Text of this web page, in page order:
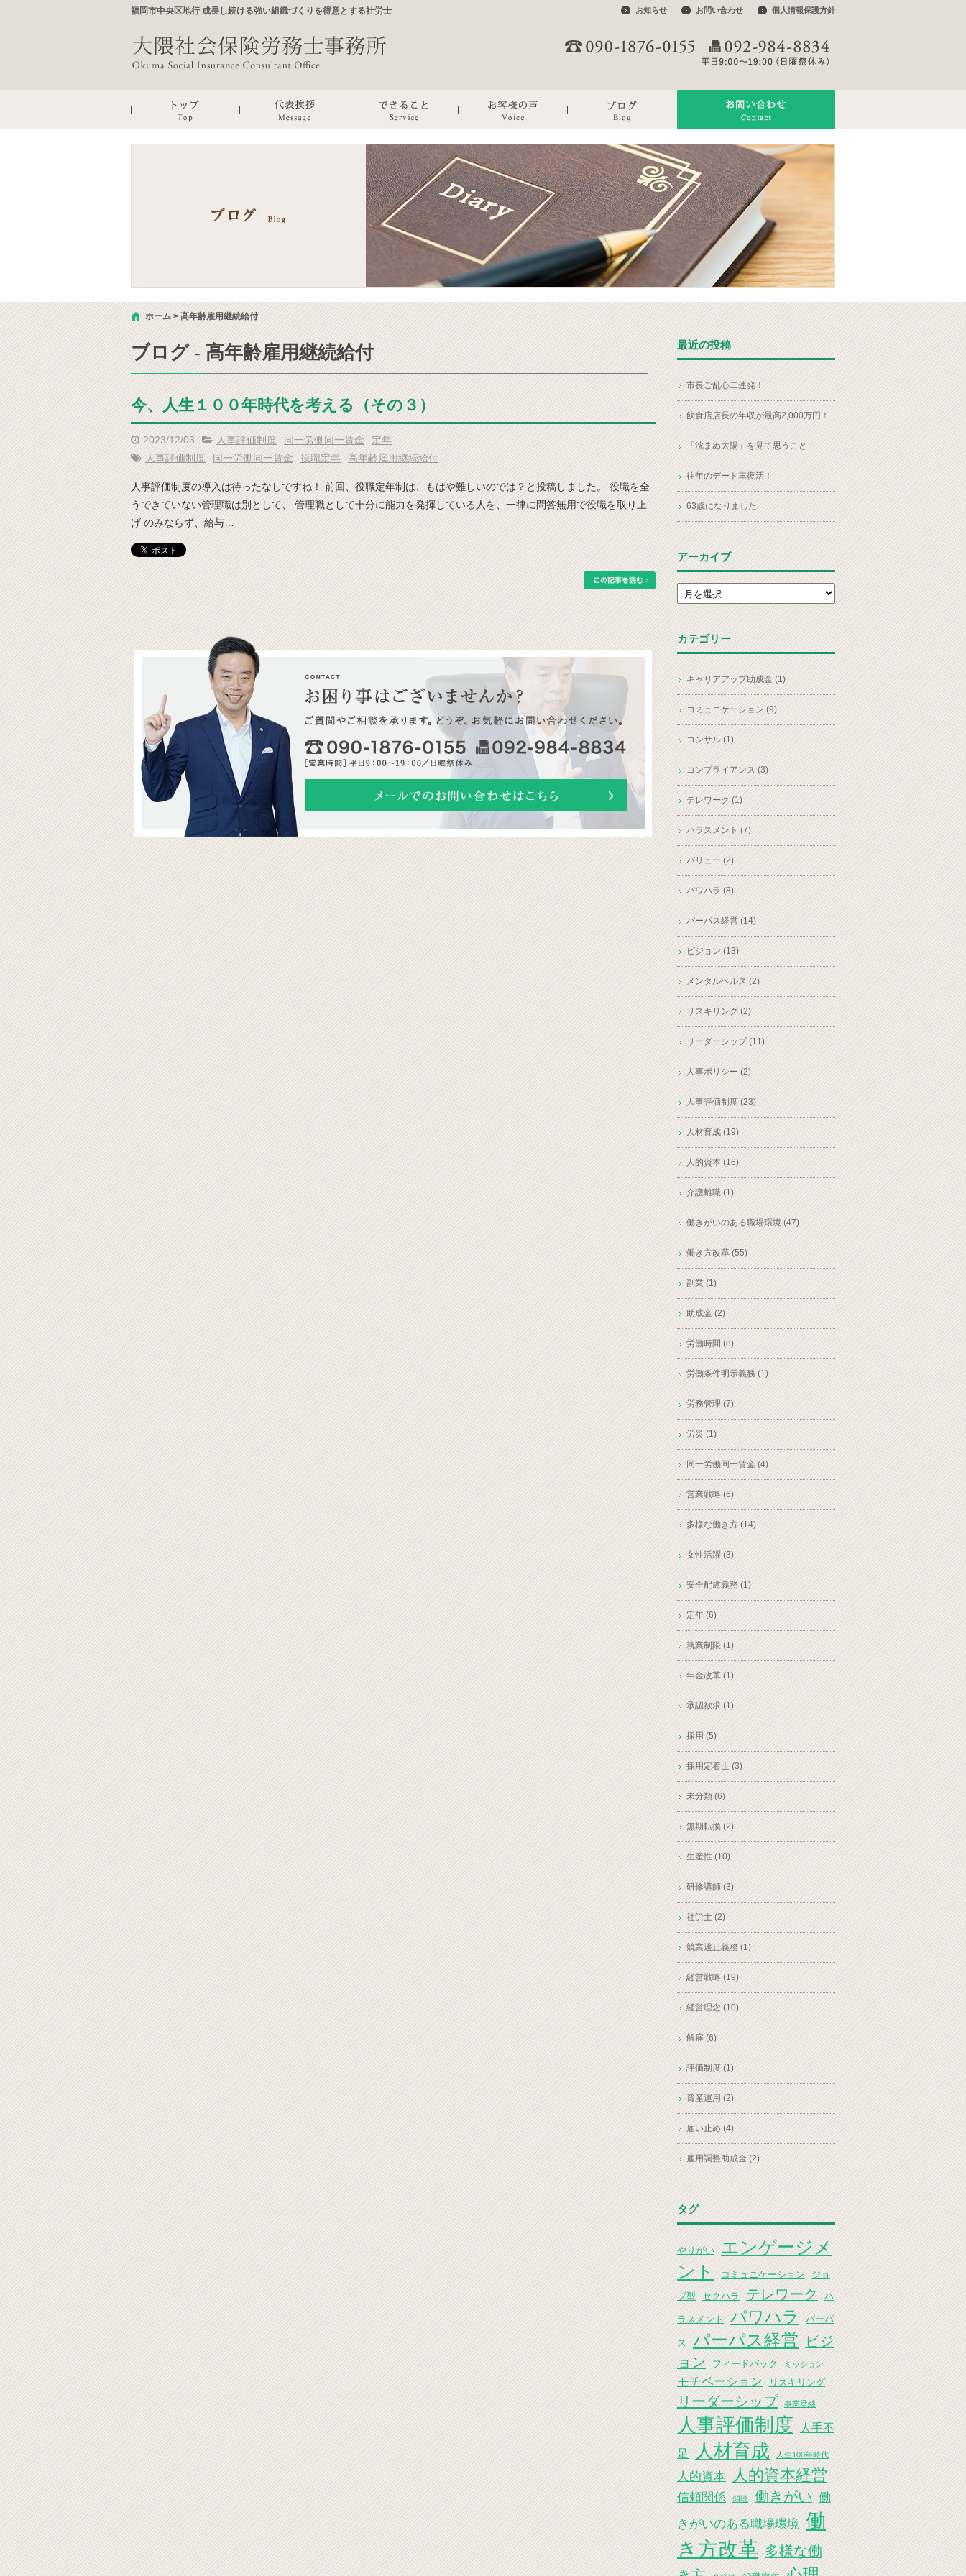
福岡市中央区地行 成長し続ける強い組織づくりを得意とする社労士 お知らせ お問い合わせ 個人情報保護方針
ホーム>高年齢雇用継続給付
ブログ - 高年齢雇用継続給付
今、人生１００年時代を考える（その３）
2023/12/03 人事評価制度 同一労働同一賃金
定年
人事評価制度
同一労働同一賃金 役職定年 高年齢雇用継続給付
人事評価制度の導入は待ったなしですね！ 前回、役職定年制は、もはや難しいのでは？と投稿しました。 役職を全
うできていない管理職は別として、 管理職として十分に能力を発揮している人を、一律に問答無用で役職を取り上
げ のみならず、給与…
最近の投稿
市長ご乱心二連発！
飲食店店長の年収が最高2,000万円！
「沈まぬ太陽」を見て思うこと
往年のデート車復活！
63歳になりました
アーカイブ
アーカイブ
カテゴリー
キャリアアップ助成金 (1)
コミュニケーション (9)
コンサル (1)
コンプライアンス (3)
テレワーク (1)
ハラスメント (7)
バリュー (2)
パワハラ (8)
パーパス経営 (14)
ビジョン (13)
メンタルヘルス (2)
リスキリング (2)
リーダーシップ (11)
人事ポリシー (2)
人事評価制度 (23)
人材育成 (19)
人的資本 (16)
介護離職 (1)
働きがいのある職場環境 (47)
働き方改革 (55)
副業 (1)
助成金 (2)
労働時間 (8)
労働条件明示義務 (1)
労務管理 (7)
労災 (1)
同一労働同一賃金 (4)
営業戦略 (6)
多様な働き方 (14)
女性活躍 (3)
安全配慮義務 (1)
定年 (6)
就業制限 (1)
年金改革 (1)
承認欲求 (1)
採用 (5)
採用定着士 (3)
未分類 (6)
無期転換 (2)
生産性 (10)
研修講師 (3)
社労士 (2)
競業避止義務 (1)
経営戦略 (19)
経営理念 (10)
解雇 (6)
評価制度 (1)
資産運用 (2)
雇い止め (4)
雇用調整助成金 (2)
タグ
やりがい エンゲージメ
ント コミュニケーション ジョ
ブ型 セクハラ テレワーク ハ
ラスメント パワハラ パーパ
ス パーパス経営 ビジ
ョン フィードバック ミッション
モチベーション リスキリング
リーダーシップ 事業承継
人事評価制度 人手不
足 人材育成 人生100年時代
人的資本 人的資本経営
信頼関係 傾聴 働きがい 働
きがいのある職場環境 働
き方改革 多様な働